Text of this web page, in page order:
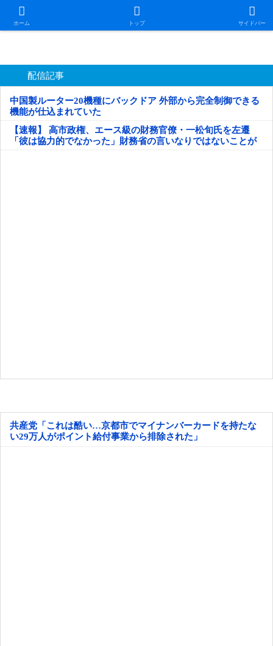
ホーム トップ サイドバー
日本第一！ニュース録
配信記事
中国製ルーター20機種にバックドア 外部から完全制御できる
機能が仕込まれていた
【速報】 高市政権、エース級の財務官僚・一松旬氏を左遷
「彼は協力的でなかった」財務省の言いなりではないことが
判明
共産党「これは酷い…京都市でマイナンバーカードを持たな
い29万人がポイント給付事業から排除された」